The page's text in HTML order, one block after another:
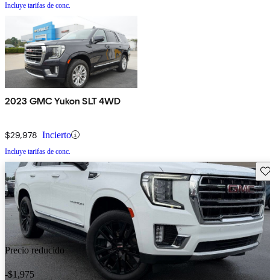
Incluye tarifas de conc.
2023 GMC Yukon SLT 4WD
$29,978 Incierto
Incluye tarifas de conc.
Precio reducido
-$1,975